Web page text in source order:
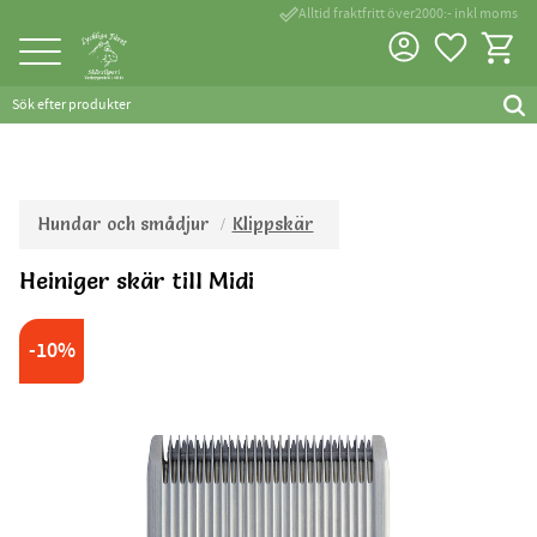
Meny
done_outlineAlltid fraktfritt över2000:- inkl moms
Favoriter
Hundar och smådjur Klippskär
Heiniger skär till Midi
10%